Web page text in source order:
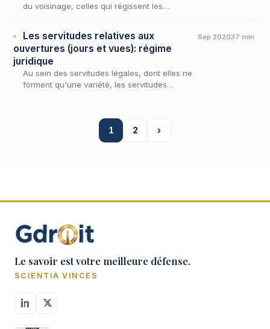
du voisinage, celles qui régissent les
autre,…
Les servitudes relatives aux
ouvertures (jours et vues): régime
juridique
Au sein des servitudes légales, dont elles ne
forment qu'une variété, les servitudes
Sep 202037 min
1 2 ›
Le savoir est votre meilleure défense.
SCIENTIA VINCES